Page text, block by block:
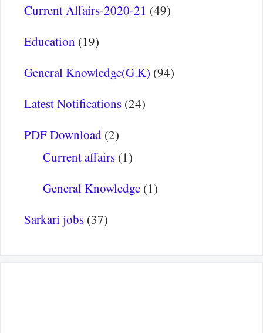
Current Affairs-2020-21 (49)
Education (19)
General Knowledge(G.K) (94)
Latest Notifications (24)
PDF Download (2)
Current affairs(1)
General Knowledge(1)
Sarkari jobs (37)